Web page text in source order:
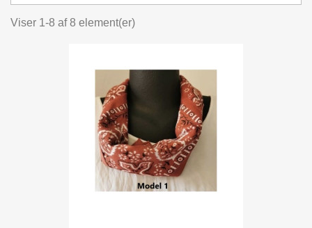
Viser 1-8 af 8 element(er)